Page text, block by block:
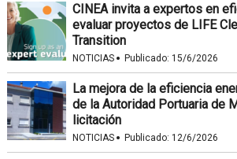
CINEA invita a expertos en
evaluar proyectos de LIFE
Transition
NOTICIAS · Publicado: 15/6/2026
La mejora de la eficiencia
de la Autoridad Portuaria de
licitación
NOTICIAS · Publicado: 12/6/2026